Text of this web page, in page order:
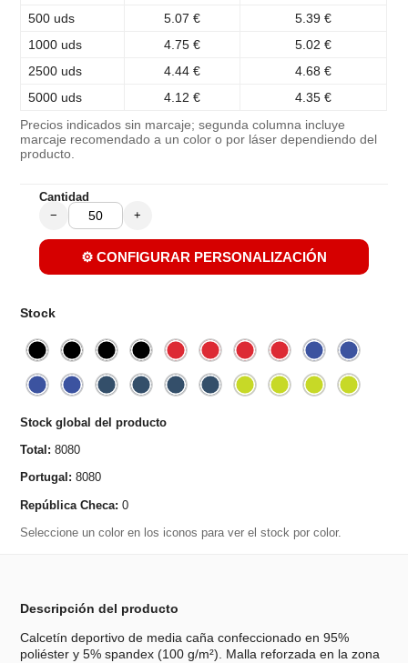
500 uds
5.07 €
5.39 €
1000 uds
4.75 €
5.02 €
2500 uds
4.44 €
4.68 €
5000 uds
4.12 € 4.35 €
Precios indicados sin marcaje; segunda columna incluye
marcaje recomendado a un color o por láser dependiendo del
producto.
Cantidad
− +
⚙️ CONFIGURAR PERSONALIZACIÓN
Stock
Stock global del producto
Total: 8080
Portugal: 8080
República Checa: 0
Seleccione un color en los iconos para ver el stock por color.
Descripción del producto
Calcetín deportivo de media caña confeccionado en 95%
poliéster y 5% spandex (100 g/m²). Malla reforzada en la zona